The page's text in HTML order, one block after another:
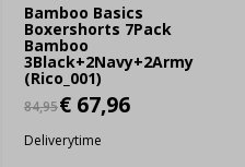
Bamboo Basics
Boxershorts 7Pack
Bamboo
3Black+2Navy+2Army
(Rico_001)
84,95€ 67,96
Deliverytime